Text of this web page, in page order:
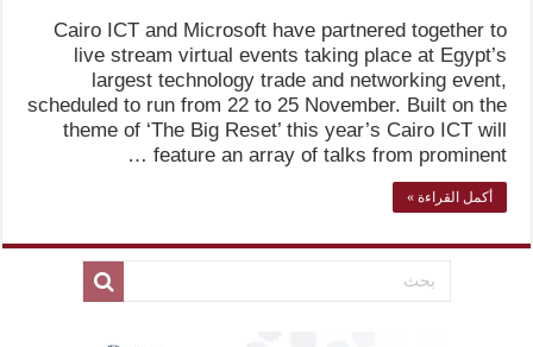
Cairo ICT and Microsoft have partnered together to
live stream virtual events taking place at Egypt’s
largest technology trade and networking event,
scheduled to run from 22 to 25 November. Built on the
theme of ‘The Big Reset’ this year’s Cairo ICT will
feature an array of talks from prominent …
أكمل القراءة »